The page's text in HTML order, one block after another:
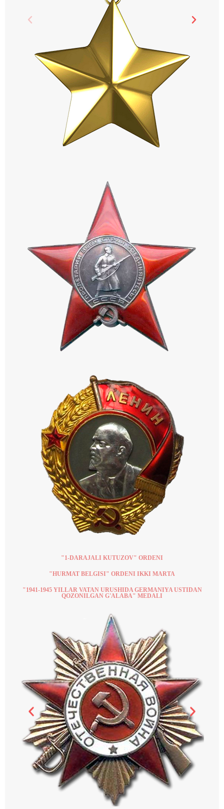
"1-DARAJALI KUTUZOV" ORDENI
"HURMAT BELGISI" ORDENI IKKI MARTA
"1941-1945 YILLAR VATAN URUSHIDA GERMANIYA USTIDAN
QOZONILGAN G'ALABA" MEDALI